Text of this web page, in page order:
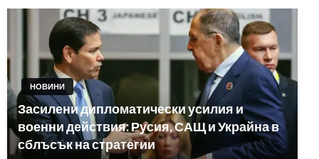
НОВИНИ
Засилени дипломатически усилия и
военни действия: Русия, САЩ и Украйна в
сблъсък на стратегии